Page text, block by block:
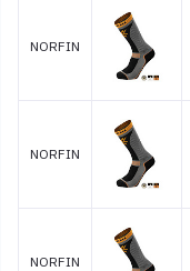
NORFIN
NORFIN
NORFIN